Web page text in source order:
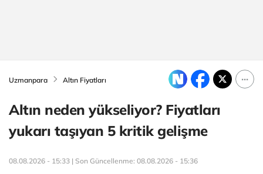
Uzmanpara Altın Fiyatları
Altın neden yükseliyor? Fiyatları
yukarı taşıyan 5 kritik gelişme
08.08.2026 - 15:33 | Son Güncellenme: 08.08.2026 - 15:36